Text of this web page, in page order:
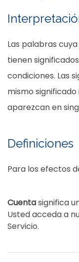
Las palabras
tienen
condiciones. Las
mismo
aparezcan en
Definiciones
Para los efectos
Cuentasignifica
Usted acceda a
Servicio.